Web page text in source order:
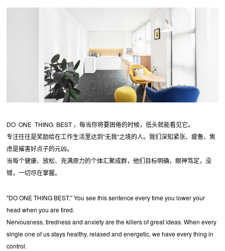
DO ONE THING BEST ，每当你将要困倦的时候，低头就能看见它。
专注往往是奖励给在工作生活里达到“无我“之境的人。我们深知紧张、疲惫、焦
虑是摧害好点子的元凶。
当每个健康、放松、充满原力的个体汇聚成群，他们目标明确，眼神笃定，没
错，一切尽在掌握。
"DO ONE THING BEST." You see this sentence every time you lower your
head when you are tired.
Nervousness, tiredness and anxiety are the killers of great ideas. When every
single one of us stays healthy, relaxed and energetic, we have every thing in
control.